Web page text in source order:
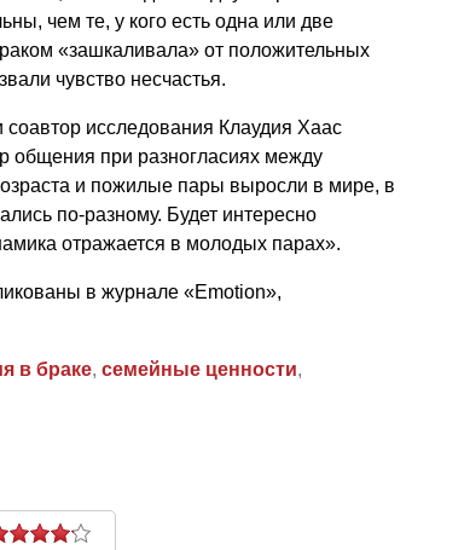
чем те, у кого есть одна или две
«зашкаливала» от положительных
чувство несчастья.
исследования Клаудия Хаас
общения при разногласиях между
и пожилые пары выросли в мире, в
по-разному. Будет интересно
отражается в молодых парах».
в журнале «Emotion»,
в браке, семейные ценности,